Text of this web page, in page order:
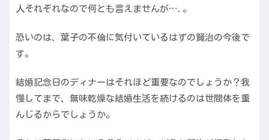
人それぞれなので何とも言えませんが….。
恐いのは、葉子の不倫に気付いているはずの賢治の今後で
す。
結婚記念日のディナーはそれほど重要なのでしょうか？我
慢してまで、無味乾燥な結婚生活を続けるのは世間体を重
んじるからでしょうか。